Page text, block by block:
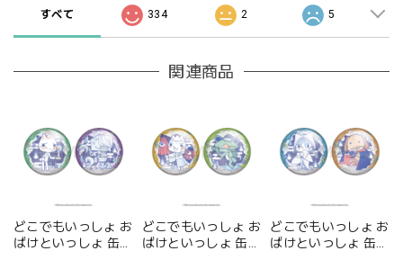
すべて 334 2 5
関連商品
どこでもいっしょ お
ばけといっしょ 缶バ
どこでもいっしょ お
ばけといっしょ 缶バ
どこでもいっしょ お
ばけといっしょ 缶バ